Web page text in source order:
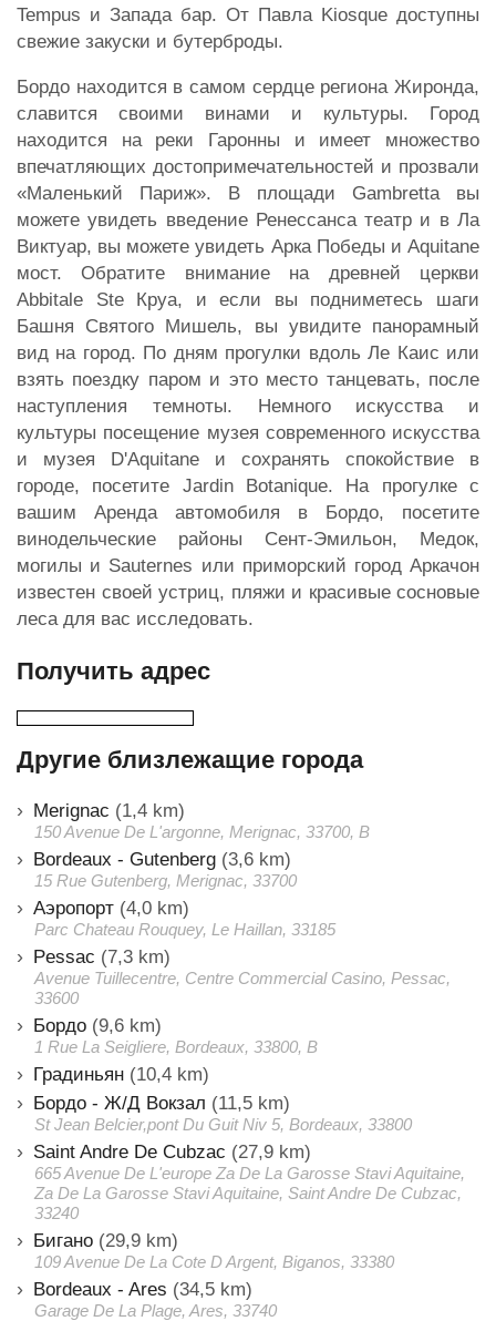
Tempus и Запада бар. От Павла Kiosque доступны
свежие закуски и бутерброды.
Бордо находится в самом сердце региона Жиронда,
славится своими винами и культуры. Город
находится на реки Гаронны и имеет множество
впечатляющих достопримечательностей и прозвали
«Маленький Париж». В площади Gambretta вы
можете увидеть введение Ренессанса театр и в Ла
Виктуар, вы можете увидеть Арка Победы и Aquitane
мост. Обратите внимание на древней церкви
Abbitale Ste Круа, и если вы подниметесь шаги
Башня Святого Мишель, вы увидите панорамный
вид на город. По дням прогулки вдоль Ле Каис или
взять поездку паром и это место танцевать, после
наступления темноты. Немного искусства и
культуры посещение музея современного искусства
и музея D'Aquitane и сохранять спокойствие в
городе, посетите Jardin Botanique. На прогулке с
вашим Аренда автомобиля в Бордо, посетите
винодельческие районы Сент-Эмильон, Медок,
могилы и Sauternes или приморский город Аркачон
известен своей устриц, пляжи и красивые сосновые
леса для вас исследовать.
Получить адрес
Другие близлежащие города
Merignac (1,4 km)
150 Avenue De L'argonne, Merignac, 33700, B
Bordeaux - Gutenberg (3,6 km)
15 Rue Gutenberg, Merignac, 33700
Аэропорт (4,0 km)
Parc Chateau Rouquey, Le Haillan, 33185
Pessac (7,3 km)
Avenue Tuillecentre, Centre Commercial Casino, Pessac,
33600
Бордо (9,6 km)
1 Rue La Seigliere, Bordeaux, 33800, B
Градиньян (10,4 km)
Бордо - Ж/Д Вокзал (11,5 km)
St Jean Belcier,pont Du Guit Niv 5, Bordeaux, 33800
Saint Andre De Cubzac (27,9 km)
665 Avenue De L'europe Za De La Garosse Stavi Aquitaine,
Za De La Garosse Stavi Aquitaine, Saint Andre De Cubzac,
33240
Бигано (29,9 km)
109 Avenue De La Cote D Argent, Biganos, 33380
Bordeaux - Ares (34,5 km)
Garage De La Plage, Ares, 33740